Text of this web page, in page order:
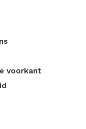
voorkant